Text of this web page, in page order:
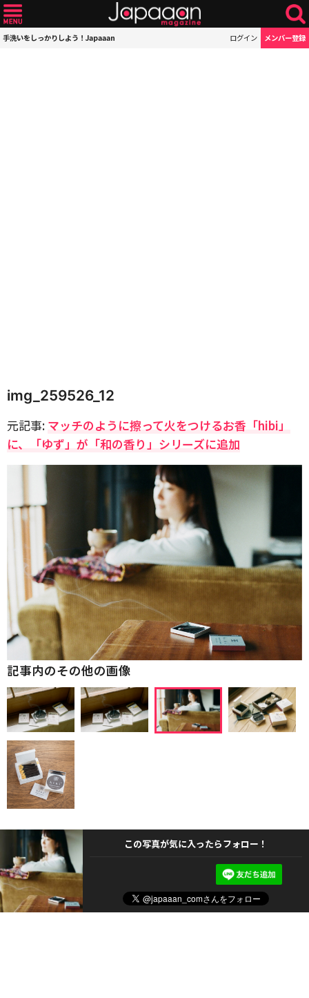
手洗いをしっかりしよう！Japaaan ログイン メンバー登録
img_259526_12
元記事: マッチのように擦って火をつけるお香「hibi」
に、「ゆず」が「和の香り」シリーズに追加
記事内のその他の画像
この写真が気に入ったらフォロー！